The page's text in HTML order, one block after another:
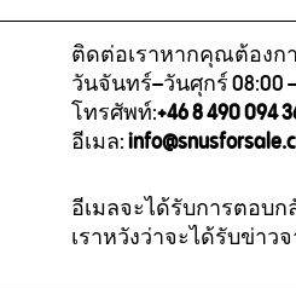
ติดต่อเราหากคุณต้องก
วันจันทร์–วันศุกร์ 08:00 –
โทรศัพท์:+46 8 490 094
อีเมล:
อีเมลจะได้รับการตอบก
เราหวังว่าจะได้รับข่าว